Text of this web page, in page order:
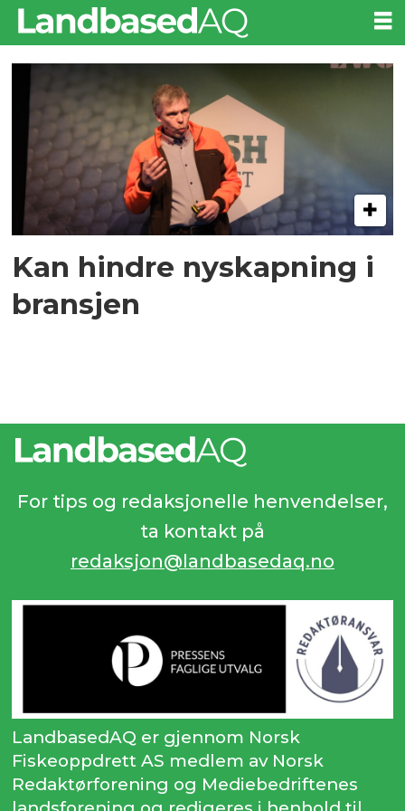
Tag:
sigurd
handeland
Kan hindre nyskapning i
bransjen
For tips og redaksjonelle henvendelser,
ta kontakt på
redaksjon@landbasedaq.no
LandbasedAQ er gjennom Norsk
Fiskeoppdrett AS medlem av Norsk
Redaktørforening og Mediebedriftenes